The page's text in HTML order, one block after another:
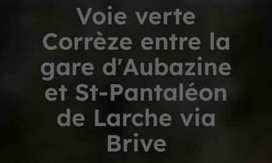
Voie verte
Corrèze entre la
gare d'Aubazine
et St-Pantaléon
de Larche via
Brive